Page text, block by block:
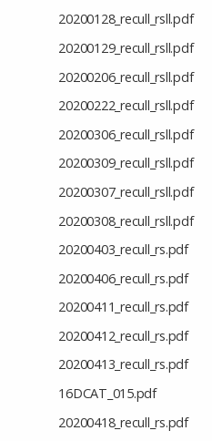
20200128_recull_rsll.pdf
20200129_recull_rsll.pdf
20200206_recull_rsll.pdf
20200222_recull_rsll.pdf
20200306_recull_rsll.pdf
20200309_recull_rsll.pdf
20200307_recull_rsll.pdf
20200308_recull_rsll.pdf
20200403_recull_rs.pdf
20200406_recull_rs.pdf
20200411_recull_rs.pdf
20200412_recull_rs.pdf
20200413_recull_rs.pdf
16DCAT_015.pdf
20200418_recull_rs.pdf